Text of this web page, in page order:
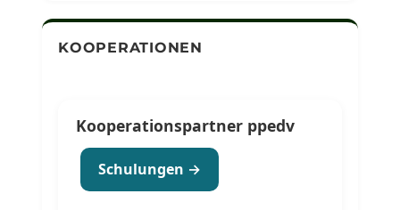
KOOPERATIONEN
Kooperationspartner ppedv
Schulungen →